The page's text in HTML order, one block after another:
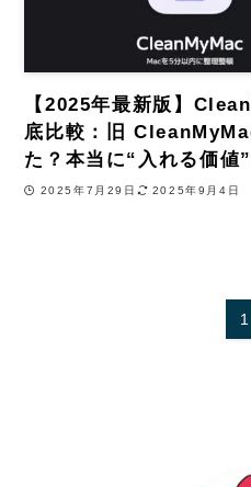
【2025年最新版】
底比較：旧
た？本当に“入れる価値
2025年7月29日 2025年9月4日
1